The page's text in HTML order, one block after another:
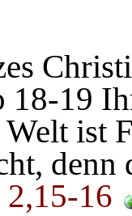
18-19
ist
denn
2,15-16